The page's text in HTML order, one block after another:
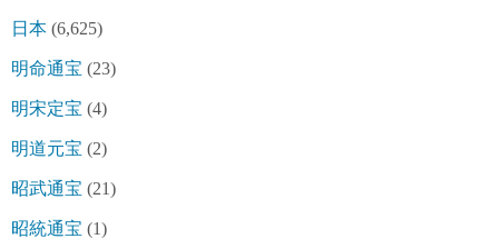
日本 (6,625)
明命通宝 (23)
明宋定宝 (4)
明道元宝 (2)
昭武通宝 (21)
昭統通宝 (1)